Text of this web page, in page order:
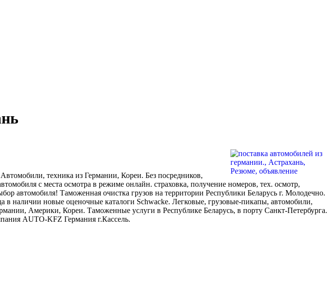
техника из Германии, Кореи. Без посредников,
с места осмотра в режиме онлайн. страховка, получение номеров, тех. осмотр,
автомобиля! Таможенная очистка грузов на территории Республики Беларусь г. Молодечно.
в наличии новые оценочные каталоги Schwacke. Легковые, грузовые-пикапы, автомобили,
Америки, Кореи. Таможенные услуги в Республике Беларусь, в порту Санкт-Петербурга.
AUTO-KFZ Германия г.Кассель.